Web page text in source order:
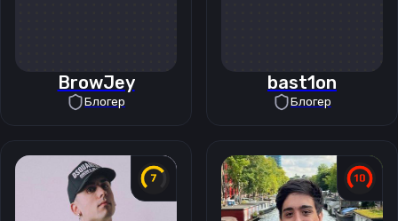
BrowJey
Блогер
bast1on
Блогер